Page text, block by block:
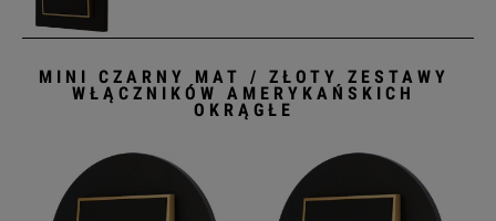
MINI CZARNY MAT / ZŁOTY ZESTAWY
WŁĄCZNIKÓW AMERYKAŃSKICH
OKRĄGŁE